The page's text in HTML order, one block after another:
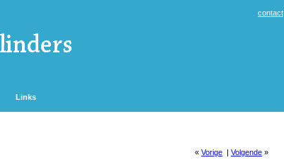
contact
Links
« Vorige | Volgende »